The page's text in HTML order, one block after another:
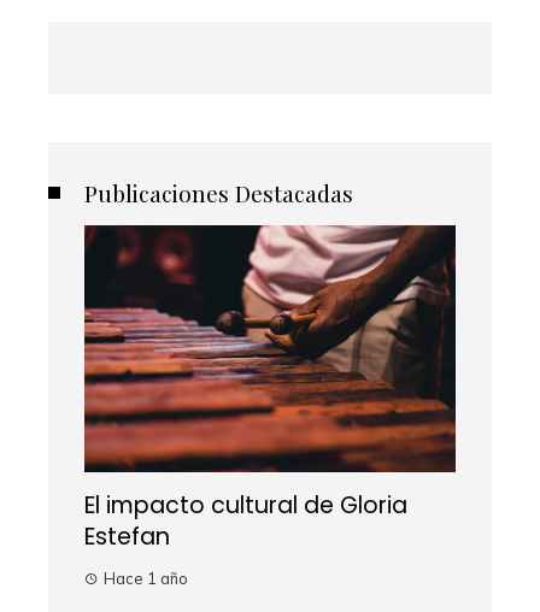
Publicaciones Destacadas
El impacto cultural de Gloria
Estefan
Hace 1 año